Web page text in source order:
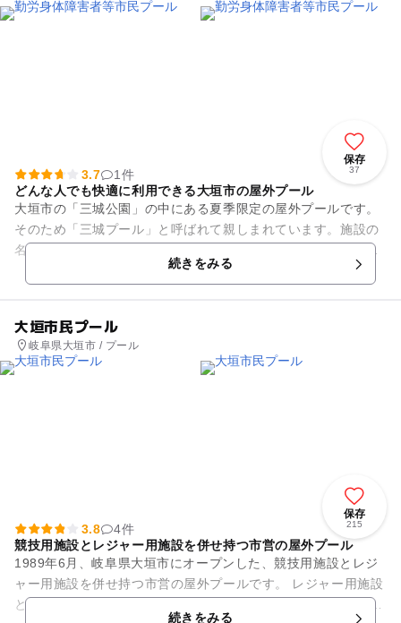
保存
37
3.7
1件
どんな人でも快適に利用できる大垣市の屋外プール
大垣市の「三城公園」の中にある夏季限定の屋外プールです。
そのため「三城プール」と呼ばれて親しまれています。施設の
名称が「勤労身体障害者等市民プール」となっていますが、身
体障害者に配慮したスロープ...続きをみる
大垣市民プール
岐阜県大垣市 / プール
保存
215
3.8
4件
競技用施設とレジャー用施設を併せ持つ市営の屋外プール
1989年6月、岐阜県大垣市にオープンした、競技用施設とレジ
ャー用施設を併せ持つ市営の屋外プールです。 レジャー用施設
として、長さ約124m、高さ約14mの2基のウォータースライダ
続きをみる